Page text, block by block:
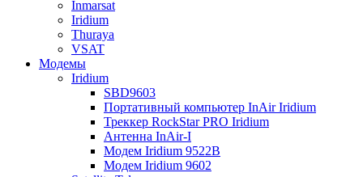
Inmarsat
Iridium
Thuraya
VSAT
Модемы
Iridium
SBD9603
Портативный компьютер InAir Iridium
Треккер RockStar PRO Iridium
Антенна InAir-I
Модем Iridium 9522B
Модем Iridium 9602